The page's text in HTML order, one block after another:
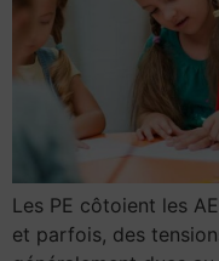
Les PE côtoient les
et parfois, des